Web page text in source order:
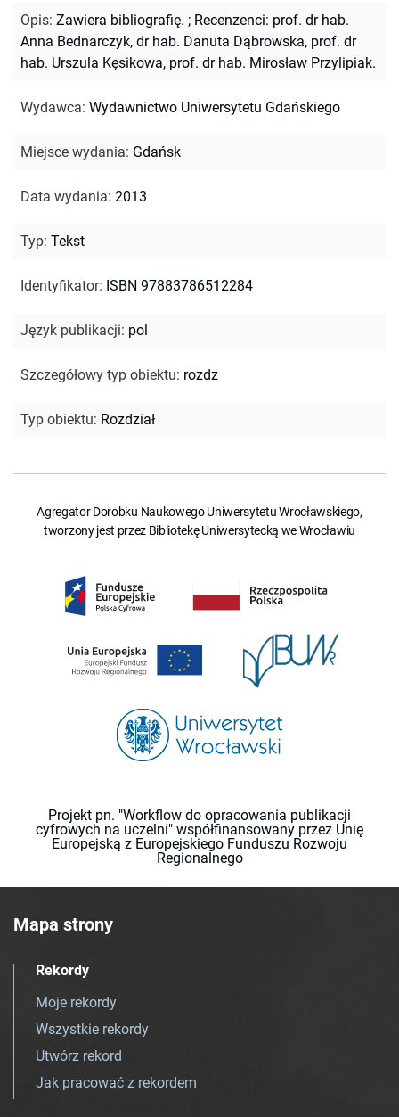
Opis: Zawiera bibliografię. ; Recenzenci: prof. dr hab.
Anna Bednarczyk, dr hab. Danuta Dąbrowska, prof. dr
hab. Urszula Kęsikowa, prof. dr hab. Mirosław Przylipiak.
Wydawca: Wydawnictwo Uniwersytetu Gdańskiego
Miejsce wydania: Gdańsk
Data wydania: 2013
Typ: Tekst
Identyfikator: ISBN 97883786512284
Język publikacji: pol
Szczegółowy typ obiektu: rozdz
Typ obiektu: Rozdział
Agregator Dorobku Naukowego Uniwersytetu Wrocławskiego,
tworzony jest przez Bibliotekę Uniwersytecką we Wrocławiu
Projekt pn. "Workflow do opracowania publikacji
cyfrowych na uczelni" współfinansowany przez Unię
Europejską z Europejskiego Funduszu Rozwoju
Regionalnego
Mapa strony
Rekordy
Moje rekordy
Wszystkie rekordy
Utwórz rekord
Jak pracować z rekordem